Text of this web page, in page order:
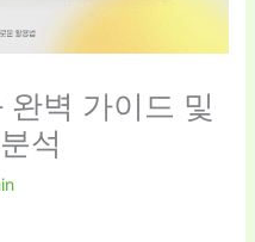
벽 가이드 및
석